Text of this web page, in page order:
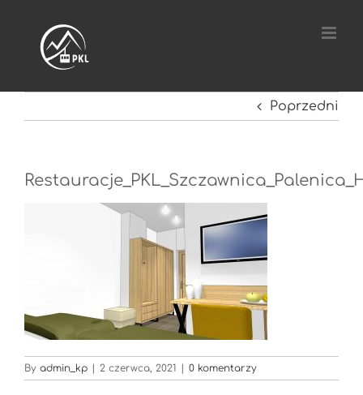
zawartości
Poprzedni
By admin_kp | 2 czerwca, 2021 | 0 komentarzy